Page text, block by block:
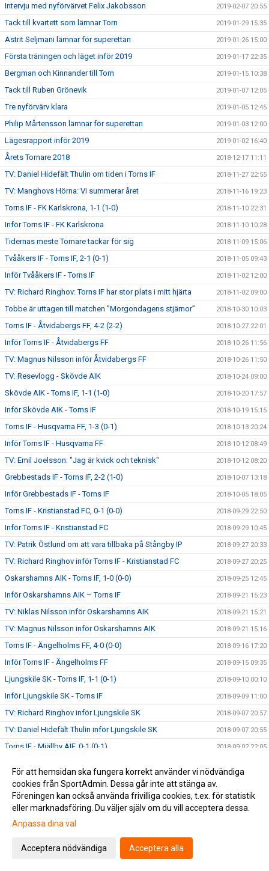
Intervju med nyförvärvet Felix Jakobsson 2019-02-07 20:55
Tack till kvartett som lämnar Torn 2019-01-29 15:35
Astrit Seljmani lämnar för superettan 2019-01-26 15:00
Första träningen och läget inför 2019 2019-01-17 22:35
Bergman och Kinnander till Torn 2019-01-15 10:38
Tack till Ruben Grönevik 2019-01-07 12:05
Tre nyförvärv klara 2019-01-05 12:45
Philip Mårtensson lämnar för superettan 2019-01-03 12:00
Lägesrapport inför 2019 2019-01-02 16:40
Årets Tornare 2018 2018-12-17 11:11
TV: Daniel Hidefält Thulin om tiden i Torns IF 2018-11-27 22:55
TV: Manghovs Hörna: Vi summerar året 2018-11-16 19:23
Torns IF - FK Karlskrona, 1-1 (1-0) 2018-11-10 22:31
Inför Torns IF - FK Karlskrona 2018-11-10 10:28
Tidernas meste Tornare tackar för sig 2018-11-09 15:06
Tvååkers IF - Torns IF, 2-1 (0-1) 2018-11-05 09:43
Inför Tvååkers IF - Torns IF 2018-11-02 12:00
TV: Richard Ringhov: Torns IF har stor plats i mitt hjärta 2018-11-02 09:00
Tobbe är uttagen till matchen ”Morgondagens stjärnor” 2018-10-30 10:03
Torns IF - Åtvidabergs FF, 4-2 (2-2) 2018-10-27 22:01
Inför Torns IF - Åtvidabergs FF 2018-10-26 11:56
TV: Magnus Nilsson inför Åtvidabergs FF 2018-10-26 11:50
TV: Resevlogg - Skövde AIK 2018-10-24 09:00
Skövde AIK - Torns IF, 1-1 (1-0) 2018-10-20 17:57
Inför Skövde AIK - Torns IF 2018-10-19 15:15
Torns IF - Husqvarna FF, 1-3 (0-1) 2018-10-13 20:24
Inför Torns IF - Husqvarna FF 2018-10-12 08:49
TV: Emil Joelsson: "Jag är kvick och teknisk" 2018-10-12 08:20
Grebbestads IF - Torns IF, 2-2 (1-0) 2018-10-07 13:18
Inför Grebbestads IF - Torns IF 2018-10-05 18:05
Torns IF - Kristianstad FC, 0-1 (0-0) 2018-09-29 22:50
Inför Torns IF - Kristianstad FC 2018-09-29 10:45
TV: Patrik Östlund om att vara tillbaka på Stångby IP 2018-09-27 20:33
TV: Richard Ringhov inför Torns IF - Kristianstad FC 2018-09-27 20:25
Oskarshamns AIK - Torns IF, 1-0 (0-0) 2018-09-25 12:45
Inför Oskarshamns AIK – Torns IF 2018-09-21 15:23
TV: Niklas Nilsson inför Oskarshamns AIK 2018-09-21 15:21
TV: Magnus Nilsson inför Oskarshamns AIK 2018-09-21 15:16
Torns IF - Ängelholms FF, 4-0 (0-0) 2018-09-16 17:20
Inför Torns IF - Ängelholms FF 2018-09-15 09:35
Ljungskile SK - Torns IF, 1-1 (0-1) 2018-09-10 00:10
Inför Ljungskile SK - Torns IF 2018-09-09 11:00
TV: Richard Ringhov inför Ljungskile SK 2018-09-07 20:57
TV: Daniel Hidefält Thulin inför Ljungskile SK 2018-09-07 20:55
Torns IF - Mjällby AIF, 0-1 (0-1) 2018-09-02 22:05
TV: Astrit Seljmani utsedd till månadens spelare
TV: Möt Torns nyförvärv Alexander Fioretos 2018-08-29 11:41
Eskilsminne IF - Torns IF, 3-0 (2-0)
Inför Eskilsminne IF - Torns IF
Torns IF - IFK Göteborg, 0-4 (0-1)
För att hemsidan ska fungera korrekt använder vi nödvändiga
cookies från SportAdmin. Dessa går inte att stänga av.
Föreningen kan också använda frivilliga cookies, t.ex. för statistik
eller marknadsföring. Du väljer själv om du vill acceptera dessa.
Anpassa dina val
Acceptera nödvändiga Acceptera alla